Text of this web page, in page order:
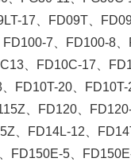
17、FD09T、
FD100-7、FD100-8
、FD10C-17、
FD10T-20、
、FD120、
、FD14L-12、
FD150E-5、